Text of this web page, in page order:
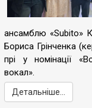
ансамблю «Subito»
Бориса Грінченка
прі у номінації
вокал».
Детальніше...